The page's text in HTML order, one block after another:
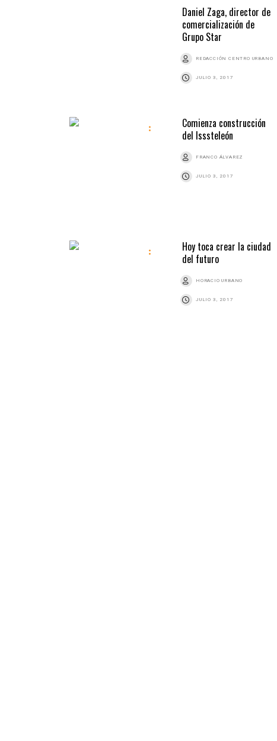
Daniel Zaga, director de
comercialización de
Grupo Star
REDACCIÓN CENTRO URBANO
JULIO 3, 2017
Comienza construcción
del Isssteleón
FRANCO ÁLVAREZ
JULIO 3, 2017
Hoy toca crear la ciudad
del futuro
HORACIO URBANO
JULIO 3, 2017